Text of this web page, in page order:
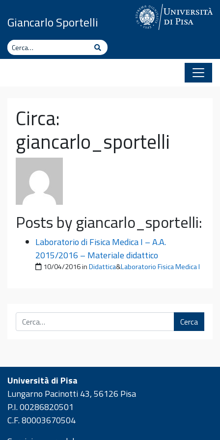
Giancarlo Sportelli
Cerca Cerca
Circa:
giancarlo_sportelli
Posts by giancarlo_sportelli:
Laboratorio di Fisica Medica I – A.A.
2015/2016 – Materiale didattico
Pubblicato il
10/04/2016inDidattica&Laboratorio Fisica Medica I
Cerca
Università di Pisa
Lungarno Pacinotti 43, 56126 Pisa
P.I. 00286820501
C.F. 80003670504